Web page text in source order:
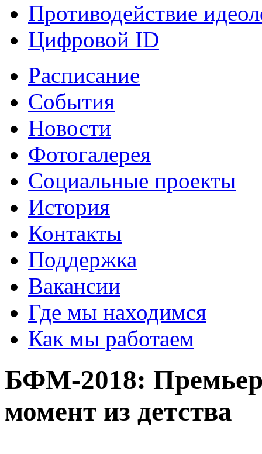
Противодействие
Цифровой ID
Расписание
События
Новости
Фотогалерея
Социальные проекты
История
Контакты
Поддержка
Вакансии
Где мы находимся
Как мы работаем
БФМ-2018:
момент из детства